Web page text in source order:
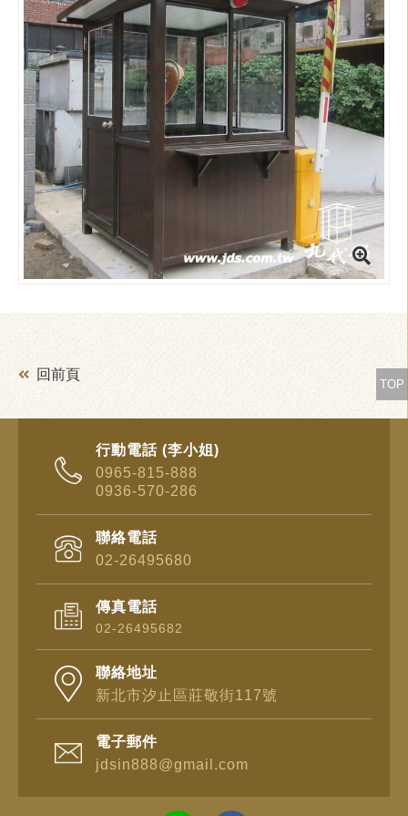
回前頁
TOP
行動電話 (李小姐)
0965-815-888
0936-570-286
聯絡電話
02-26495680
傳真電話
02-26495682
聯絡地址
新北市汐止區莊敬街117號
電子郵件
jdsin888@gmail.com